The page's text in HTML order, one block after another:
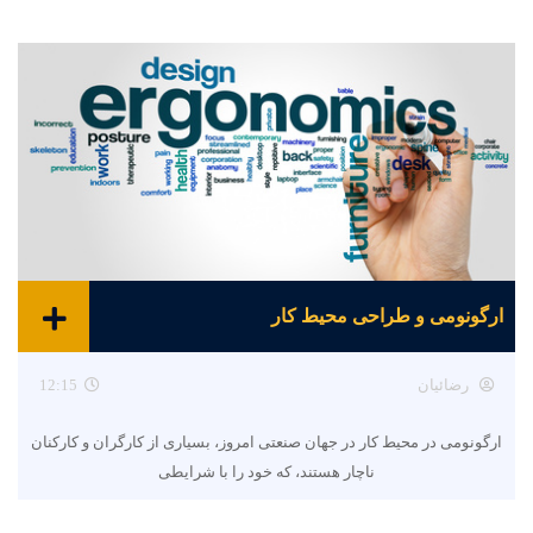
ارگونومی و طراحی محیط کار
رضائیان 12:15
ارگونومی در محیط کار در جهان صنعتی امروز، بسیاری از کارگران و کارکنان
ناچار هستند، که خود را با شرایطی